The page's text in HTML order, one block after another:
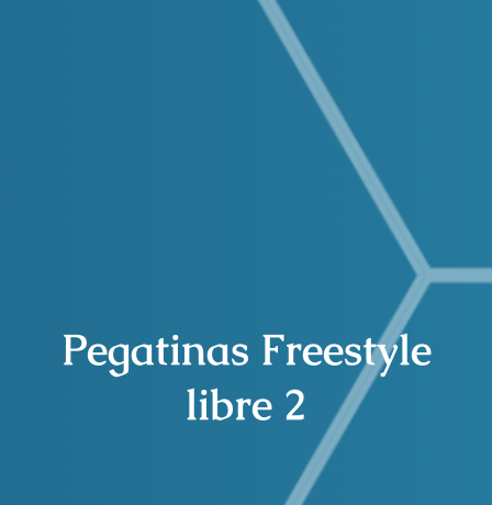
Pegatinas Freestyle
libre 2